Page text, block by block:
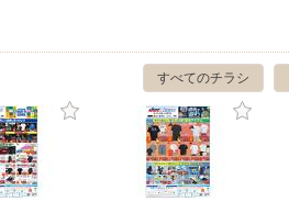
すべてのチラシ